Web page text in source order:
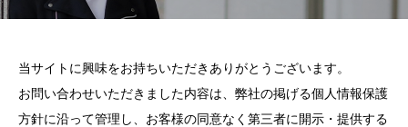
当サイトに興味をお持ちいただきありがとうございます。
お問い合わせいただきました内容は、弊社の掲げる個人情報保護
方針に沿って管理し、お客様の同意なく第三者に開示・提供する